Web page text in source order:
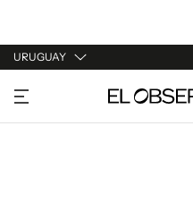
URUGUAY
URUGUAY
ARGENTINA